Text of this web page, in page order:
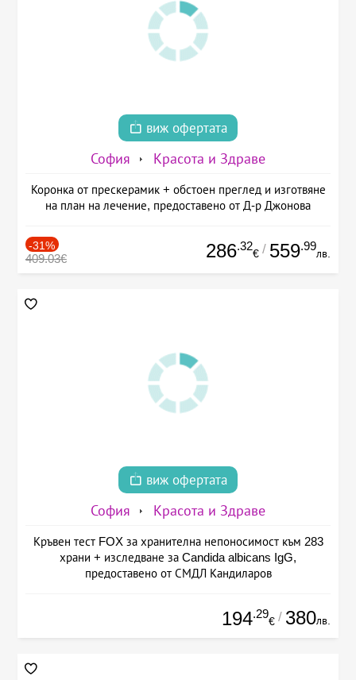
виж офертата
София Красота и Здраве
Коронка от прескерамик + обстоен преглед и изготвяне
на план на лечение, предоставено от Д-р Джонова
-31%
409.03€ 286.32
€ / 559.99
лв.
виж офертата
София Красота и Здраве
Кръвен тест FOX за хранителна непоносимост към 283
храни + изследване за Candida albicans IgG,
предоставено от СМДЛ Кандиларов
194.29
€ / 380лв.